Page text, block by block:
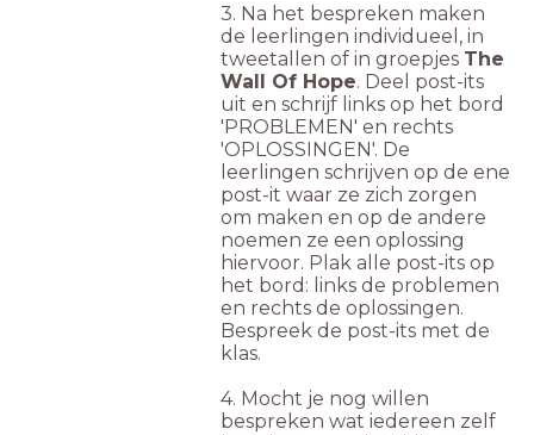
3. Na het bespreken maken
de leerlingen individueel, in
tweetallen of in groepjes The
Wall Of Hope. Deel post-its
uit en schrijf links op het bord
'PROBLEMEN' en rechts
'OPLOSSINGEN'. De
leerlingen schrijven op de ene
post-it waar ze zich zorgen
om maken en op de andere
noemen ze een oplossing
hiervoor. Plak alle post-its op
het bord: links de problemen
en rechts de oplossingen.
Bespreek de post-its met de
klas.
4. Mocht je nog willen
bespreken wat iedereen zelf